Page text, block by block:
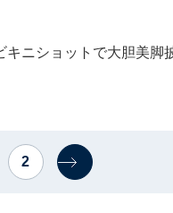
ニショットで大胆美脚
2